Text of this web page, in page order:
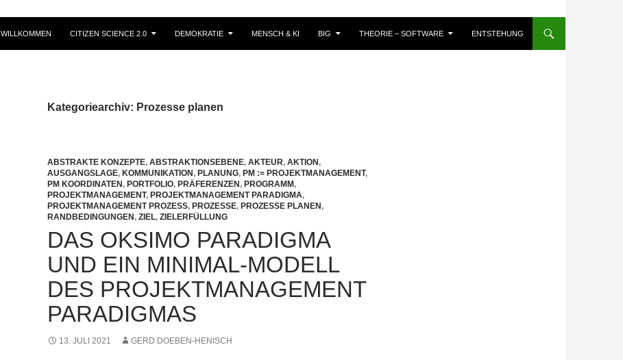
WILLKOMMEN CITIZEN SCIENCE 2.0 DEMOKRATIE MENSCH & KI BIG THEORIE – SOFTWARE ENTSTEHUNG
Kategoriearchiv: Prozesse planen
ABSTRAKTE KONZEPTE, ABSTRAKTIONSEBENE, AKTEUR, AKTION,
AUSGANGSLAGE, KOMMUNIKATION, PLANUNG, PM := PROJEKTMANAGEMENT,
PM KOORDINATEN, PORTFOLIO, PRÄFERENZEN, PROGRAMM,
PROJEKTMANAGEMENT, PROJEKTMANAGEMENT PARADIGMA,
PROJEKTMANAGEMENT PROZESS, PROZESSE, PROZESSE PLANEN,
RANDBEDINGUNGEN, ZIEL, ZIELERFÜLLUNG
DAS OKSIMO PARADIGMA
UND EIN MINIMAL-MODELL
DES PROJEKTMANAGEMENT
PARADIGMAS
13. JULI 2021 GERD DOEBEN-HENISCH